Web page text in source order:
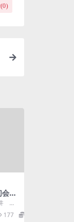
0)
经
稳
工
第0
177